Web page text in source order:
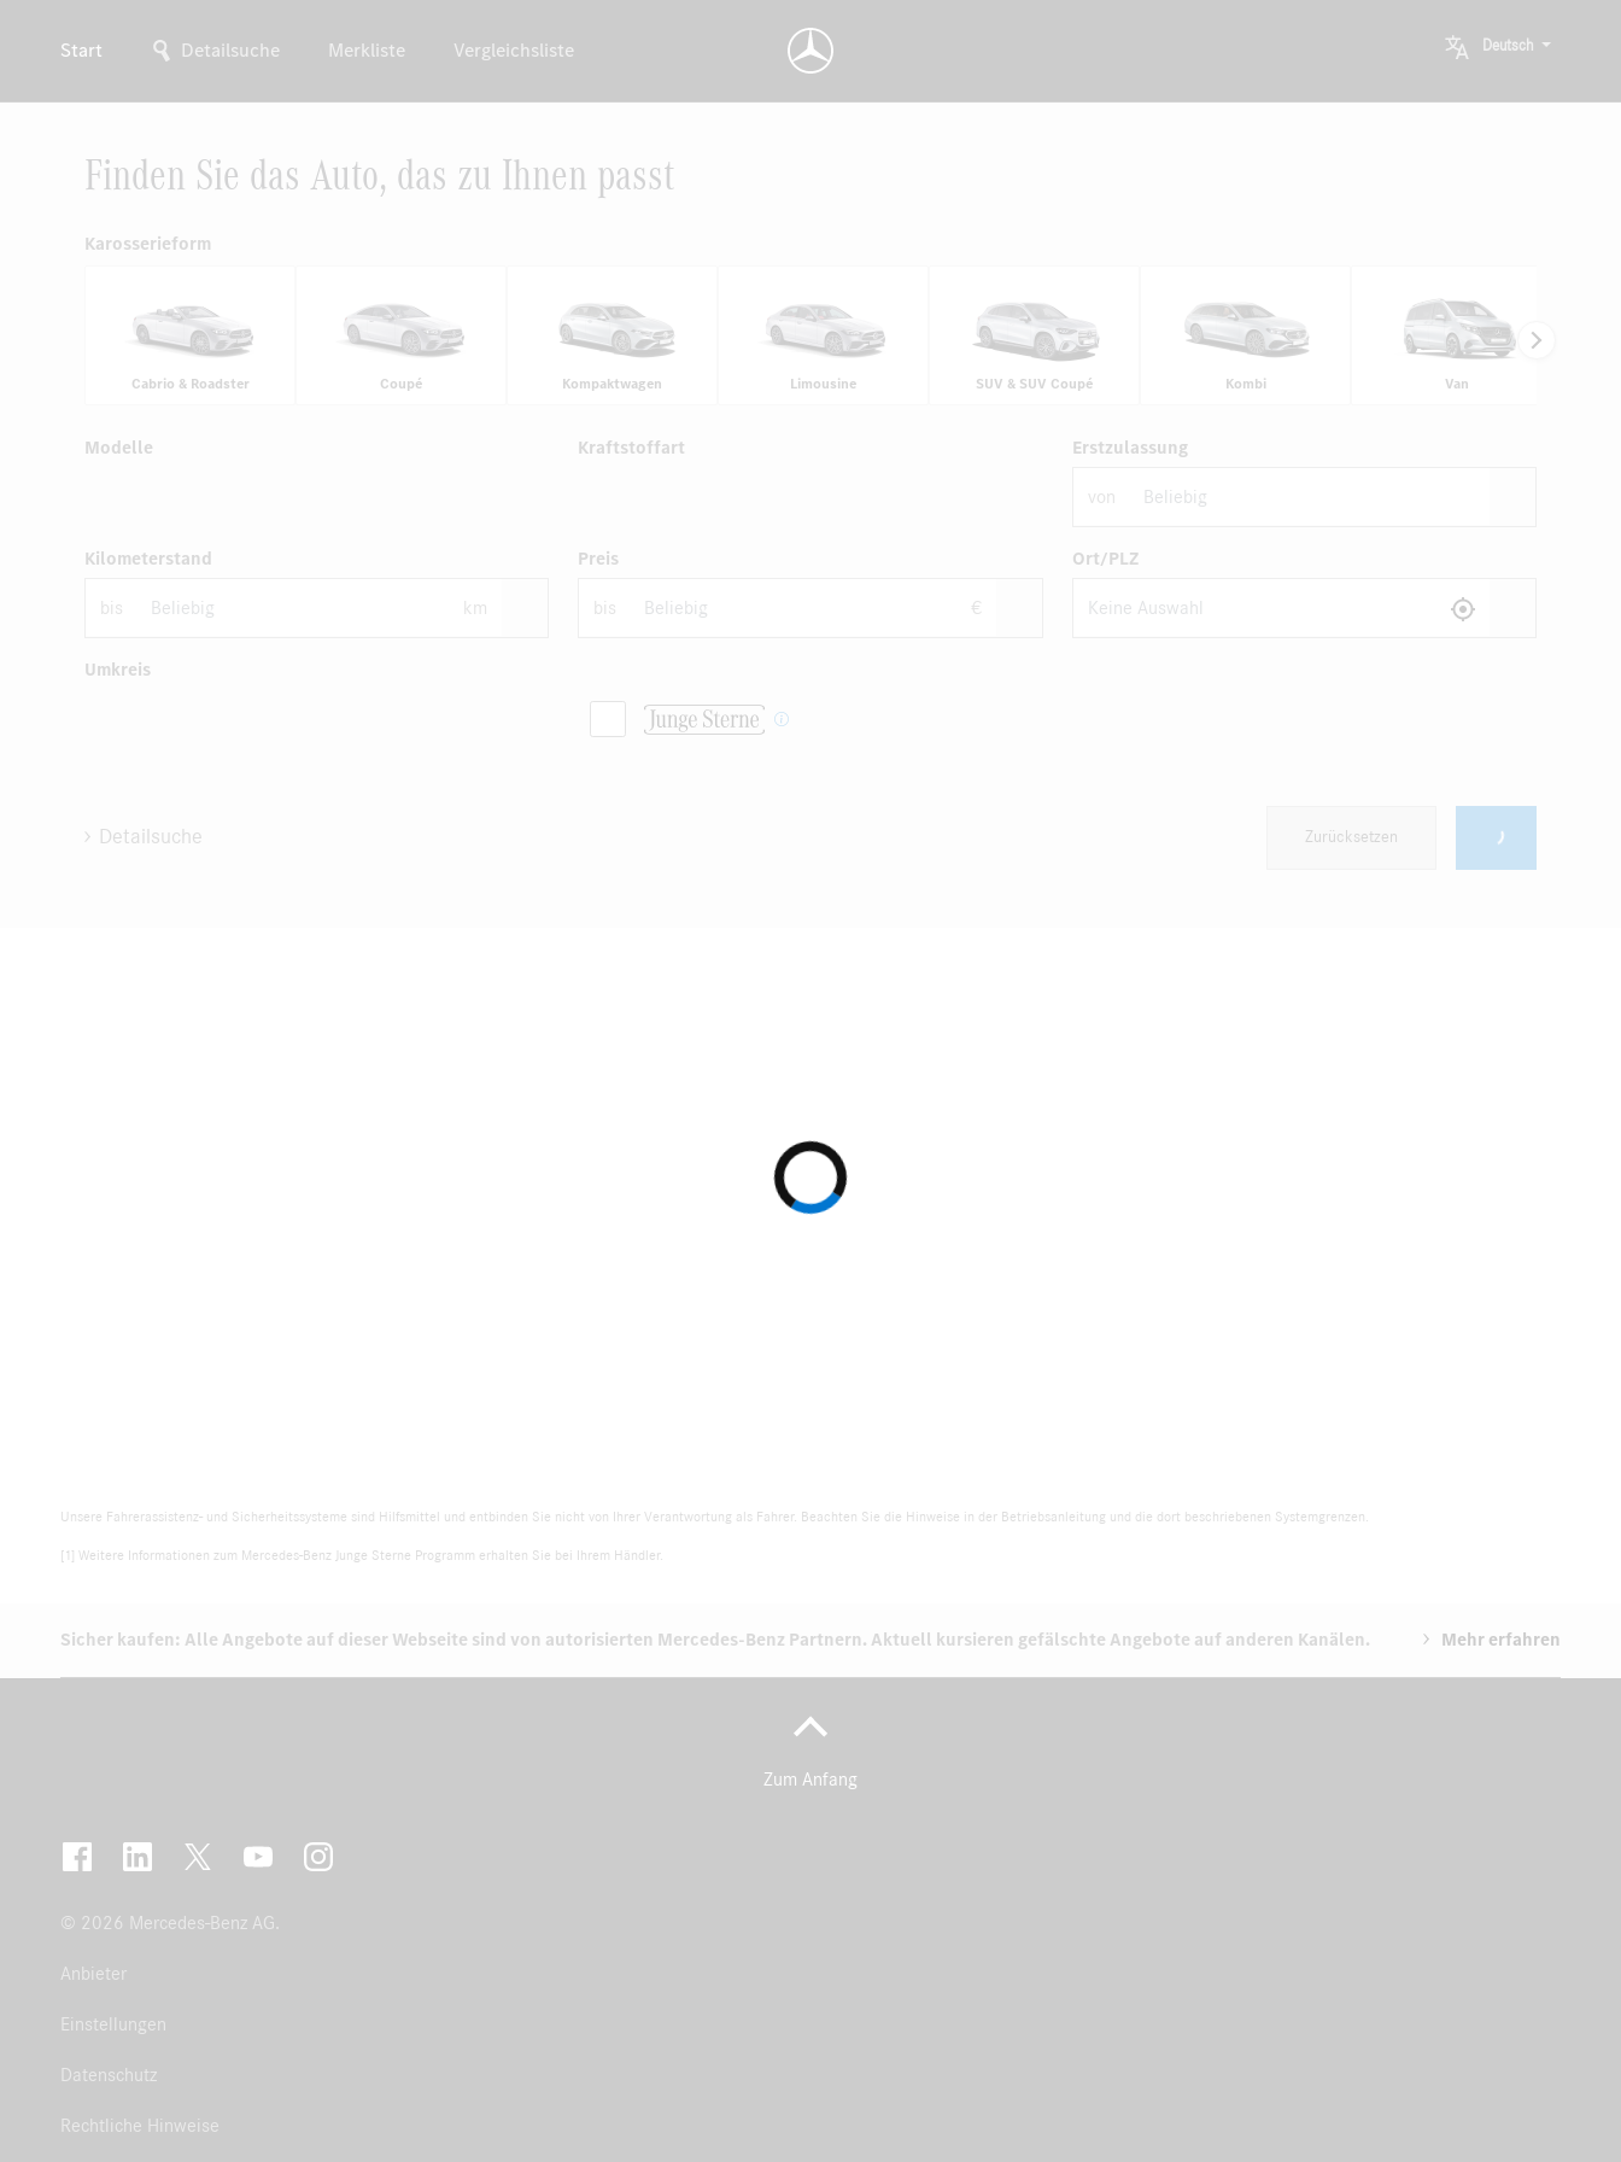
Start Detailsuche Merkliste Vergleichsliste Deutsch
Finden Sie das Auto, das zu Ihnen passt
Karosserieform
Cabrio & Roadster Coupé Kompaktwagen Limousine SUV & SUV Coupé Kombi Van
Modelle Kraftstoffart Erstzulassung
von
Kilometerstand
bis km
Preis
bis €
Ort/PLZ
Umkreis
Detailsuche Zurücksetzen
Unsere Fahrerassistenz- und Sicherheitssysteme sind Hilfsmittel und entbinden Sie nicht von Ihrer Verantwortung als Fahrer. Beachten Sie die Hinweise in der Betriebsanleitung und die dort beschriebenen Systemgrenzen.
[1] Weitere Informationen zum Mercedes-Benz Junge Sterne Programm erhalten Sie bei Ihrem Händler.
Sicher kaufen: Alle Angebote auf dieser Webseite sind von autorisierten Mercedes-Benz Partnern. Aktuell kursieren gefälschte Angebote auf anderen Kanälen. Mehr erfahren
Zum Anfang
© 2026 Mercedes-Benz AG.
Anbieter
Einstellungen
Datenschutz
Rechtliche Hinweise